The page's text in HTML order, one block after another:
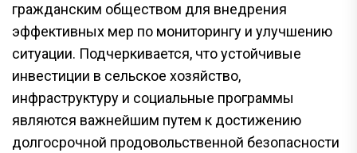
гражданским обществом для внедрения
эффективных мер по мониторингу и улучшению
ситуации. Подчеркивается, что устойчивые
инвестиции в сельское хозяйство,
инфраструктуру и социальные программы
являются важнейшим путем к достижению
долгосрочной продовольственной безопасности